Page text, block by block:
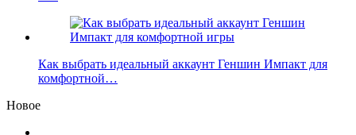
Как выбрать идеальный аккаунт Геншин Импакт для
комфортной…
Новое